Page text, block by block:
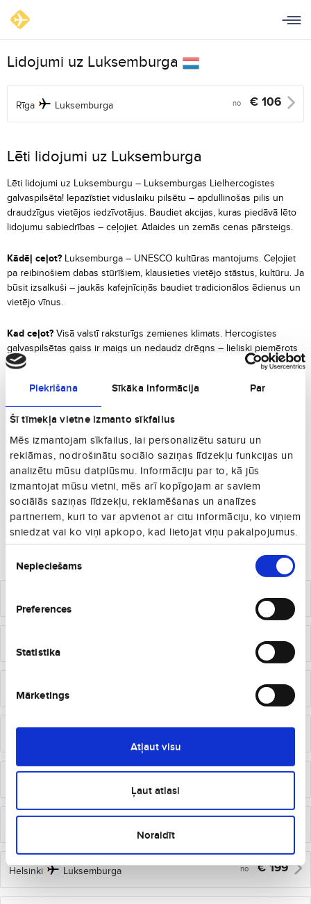
Piekrišana Sīkāka informācija Par
Šī tīmekļa vietne izmanto sīkfailus
Mēs izmantojam sīkfailus, lai personalizētu saturu un
reklāmas, nodrošinātu sociālo saziņas līdzekļu funkcijas un
analizētu mūsu datplūsmu. Informāciju par to, kā jūs
izmantojat mūsu vietni, mēs arī kopīgojam ar saviem
sociālās saziņas līdzekļu, reklamēšanas un analīzes
partneriem, kuri to var apvienot ar citu informāciju, ko viņiem
sniedzat vai ko viņi apkopo, kad lietojat viņu pakalpojumus.
izvēle
Nepieciešams
Preferences
Statistika
Mārketings
Atļaut visu
Ļaut atlasi
Noraidīt
Lidojumi uz Luksemburga
Rīga Luksemburga no € 106
Lēti lidojumi uz Luksemburga
Lēti lidojumi uz Luksemburgu – Luksemburgas Lielhercogistes
galvaspilsēta! Iepazīstiet viduslaiku pilsētu – apdullinošas pilis un
draudzīgus vietējos iedzīvotājus. Baudiet akcijas, kuras piedāvā lēto
lidojumu sabiedrības – ceļojiet. Atlaides un zemās cenas pārsteigs.
Kādēļ ceļot? Luksemburga – UNESCO kultūras mantojums. Ceļojiet
pa reibinošiem dabas stūrīšiem, klausieties vietējo stāstus, kultūru. Ja
būsit izsalkuši – jaukās kafejnīciņās baudiet tradicionālos ēdienus un
vietējo vīnus.
Kad ceļot? Visā valstī raksturīgs zemienes klimats. Hercogistes
galvaspilsētas gaiss ir maigs un nedaudz drēgns – lieliski piemērots
pastigām pa pasakainām pilīm un tūrēm pa pilsētu. Siltākie mēneši –
Ko apskatīt?Apmeklētākās vietas – vēsturiskais mantojums.
Apskatiet slaveno Notre Dame katedrāli, kurā apglabāts hercogs ar
visu ģimeni. Apmeklējiet Luksemburgas vēstures muzeju.
Pastaigājieties pa vecpilsētu, kuru ieskauj senlaiku pils mūri ar
torņiem. Atpūtieties pilsētas galvenajā laukumā - Le Place d'Armes.
Labākie suvenīri – vietējā šokolāde un putna formas svilpītes.
Piedāvājam iznomāt velosipēdu, tā sajutīsities teju kā vietējais.
Brīvdienas būs neaizmirstamas!
Populārākie maršruti uz Luksemburga
€ 106
€ 77
Viļņa Luksemburga € 80
€ 130
€ 135
€ 145
Helsinki Luksemburga no € 199